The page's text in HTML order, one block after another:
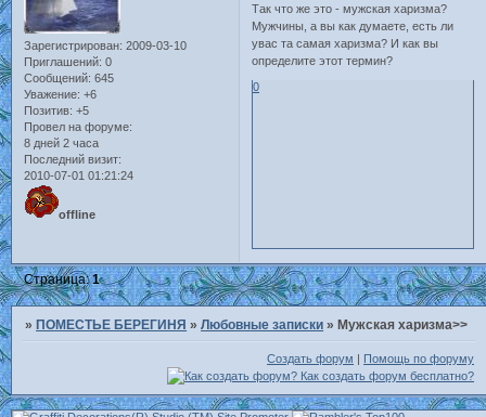
Зарегистрирован: 2009-03-10
Приглашений: 0
Сообщений: 645
Уважение: +6
Позитив: +5
Провел на форуме:
8 дней 2 часа
Последний визит:
2010-07-01 01:21:24
offline
Так что же это - мужская харизма?
Мужчины, а вы как думаете, есть ли
увас та самая харизма? И как вы
определите этот термин?
0
Страница:1
»ПОМЕСТЬЕ БЕРЕГИНЯ »Любовные записки »Мужская харизма>>
Создать форум Помощь по форуму